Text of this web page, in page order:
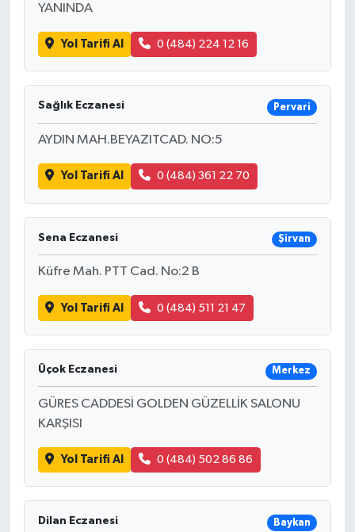
YANINDA
Yol Tarifi Al 0 (484) 224 12 16
Sağlık Eczanesi Pervari
AYDIN MAH.BEYAZITCAD. NO:5
Yol Tarifi Al 0 (484) 361 22 70
Sena Eczanesi Şirvan
Küfre Mah. PTT Cad. No:2 B
Yol Tarifi Al 0 (484) 511 21 47
Üçok Eczanesi Merkez
GÜRES CADDESİ GOLDEN GÜZELLİK SALONU
KARŞISI
Yol Tarifi Al 0 (484) 502 86 86
Dilan Eczanesi Baykan